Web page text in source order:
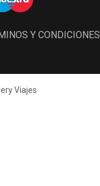
Y CONDICIONES
Viajes